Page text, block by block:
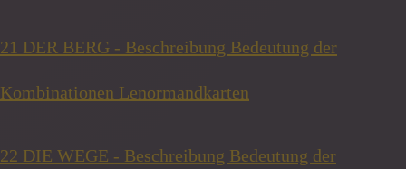
21 DER BERG - Beschreibung Bedeutung der
Kombinationen Lenormandkarten
22 DIE WEGE - Beschreibung Bedeutung der